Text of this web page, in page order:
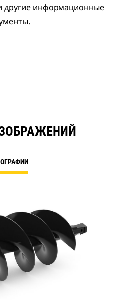
другие информационные